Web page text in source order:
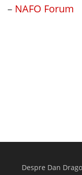
– NAFO Forum
Despre Dan